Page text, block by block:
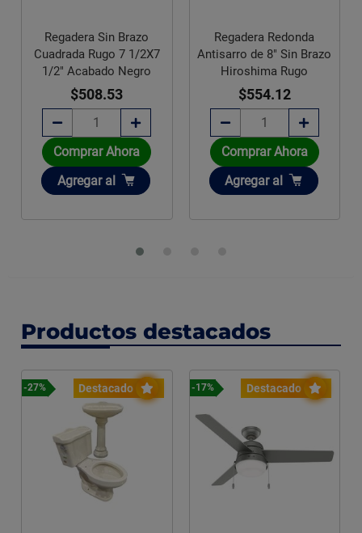
Regadera Sin Brazo
Cuadrada Rugo 7 1/2X7
1/2" Acabado Negro
$508.53
Comprar Ahora
Añadir
Agregar al
Regadera Redonda
Antisarro de 8" Sin Brazo
Hiroshima Rugo
$554.12
Comprar Ahora
Añadir
Agregar al
Productos destacados
Destacado
-27% Destacado
-17%